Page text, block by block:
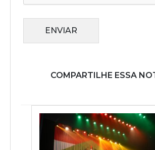
ENVIAR
COMPARTILHE ESSA